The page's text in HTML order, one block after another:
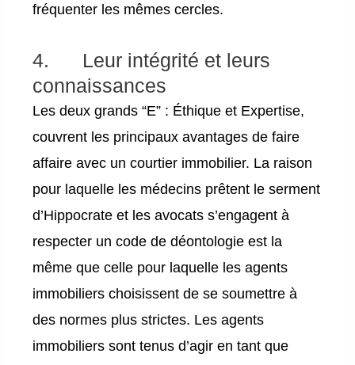
fréquenter les mêmes cercles.
4. Leur intégrité et leurs
connaissances
Les deux grands “E” : Éthique et Expertise,
couvrent les principaux avantages de faire
affaire avec un courtier immobilier. La raison
pour laquelle les médecins prêtent le serment
d’Hippocrate et les avocats s’engagent à
respecter un code de déontologie est la
même que celle pour laquelle les agents
immobiliers choisissent de se soumettre à
des normes plus strictes. Les agents
immobiliers sont tenus d’agir en tant que